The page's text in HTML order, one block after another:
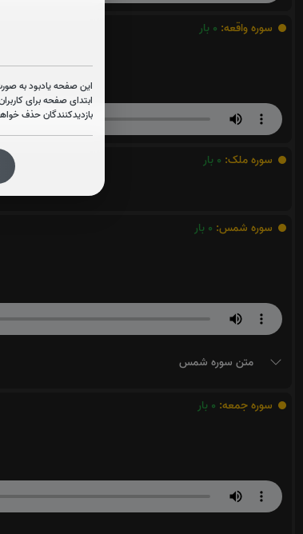
این صفحه یادبود به
ابتدای صفحه برای
بازدیدکنندگان حذف
سوره واقعه: 0 بار
سوره ملک: 0 بار
سوره شمس: 0 بار
متن سوره شمس
سوره جمعه: 0 بار